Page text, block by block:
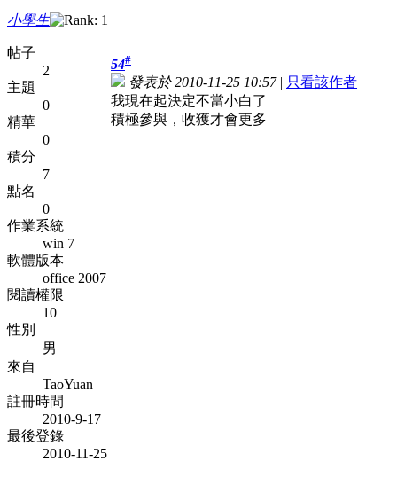
小學生
帖子
2
主題
0
精華
0
積分
7
點名
0
作業系統
win 7
軟體版本
office 2007
閱讀權限
10
性別
男
來自
TaoYuan
註冊時間
2010-9-17
最後登錄
2010-11-25
54#
發表於 2010-11-25 10:57| 只看該作者
我現在起決定不當小白了
積極參與，收獲才會更多